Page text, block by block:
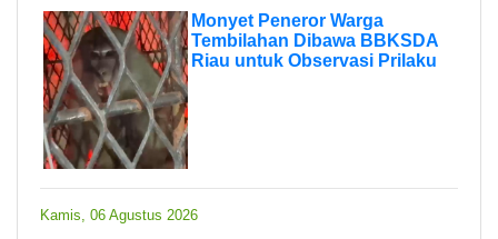
Monyet Peneror Warga
Tembilahan Dibawa BBKSDA
Riau untuk Observasi Prilaku
Kamis, 06 Agustus 2026